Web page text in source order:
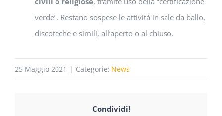
verde”. Restano sospese le attività in sale da ballo,
discoteche e simili, all’aperto o al chiuso.
25 Maggio 2021 | Categorie: News
Condividi!